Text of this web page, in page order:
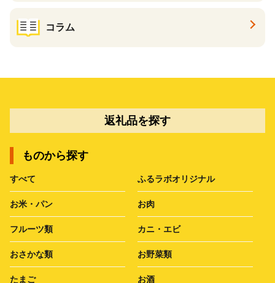
コラム
返礼品を探す
ものから探す
すべて ふるラボオリジナル
お米・パン お肉
フルーツ類 カニ・エビ
おさかな類 お野菜類
たまご お酒